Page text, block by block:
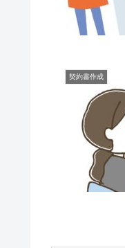
契約書作成